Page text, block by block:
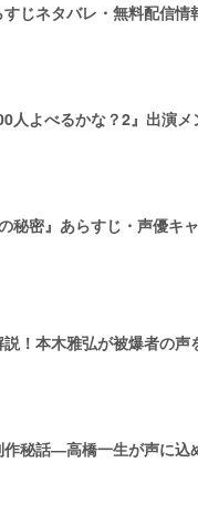
じネタバレ・無料配信
人よべるかな？2』出演
秘密』あらすじ・声優キ
！本木雅弘が被爆者の
秘話―高橋一生が声に込